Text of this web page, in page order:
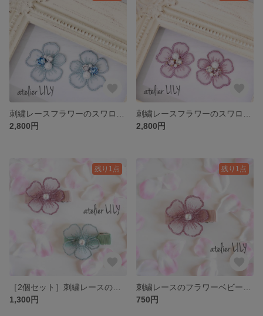
2,800円
2,800円
残り1点
1,300円
残り1点
750円